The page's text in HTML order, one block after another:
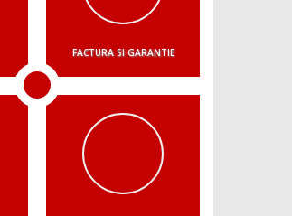
FACTURA SI GARANTIE